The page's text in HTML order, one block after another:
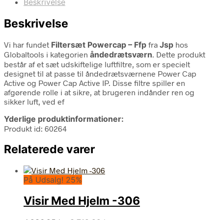
Beskrivelse
Beskrivelse
Vi har fundet Filtersæt Powercap – Ffp fra Jsp hos
Globaltools i kategorien åndedrætsværn. Dette produkt
består af et sæt udskiftelige luftfiltre, som er specielt
designet til at passe til åndedrætsværnene Power Cap
Active og Power Cap Active IP. Disse filtre spiller en
afgørende rolle i at sikre, at brugeren indånder ren og
sikker luft, ved ef
Yderlige produktinformationer:
Produkt id: 60264
Relaterede varer
På Udsalg! 25%
Visir Med Hjelm -306